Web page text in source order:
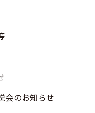
のお知らせ